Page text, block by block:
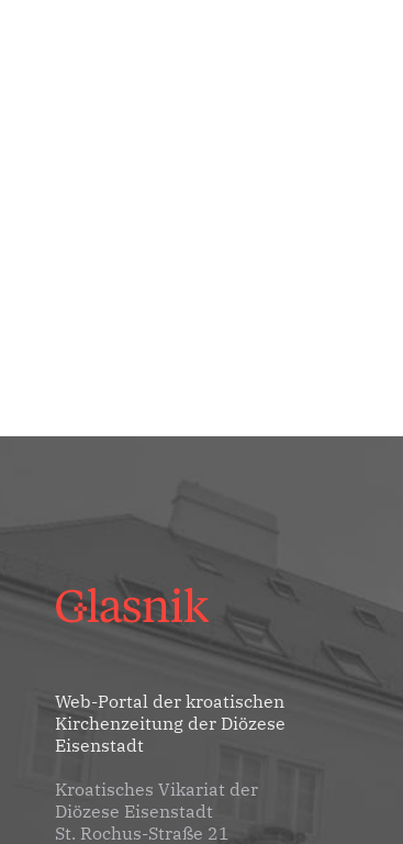
Web-Portal der kroatischen
Kirchenzeitung der Diözese
Eisenstadt
Kroatisches Vikariat der
Diözese Eisenstadt
St. Rochus-Straße 21